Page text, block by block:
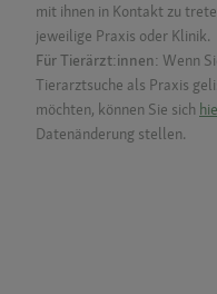
mit ihnen in Kontakt zu
jeweilige Praxis oder Klinik.
Für Tierärzt:innen: Wenn
Tierarztsuche als Praxis
möchten, können Sie sich
Datenänderung stellen.